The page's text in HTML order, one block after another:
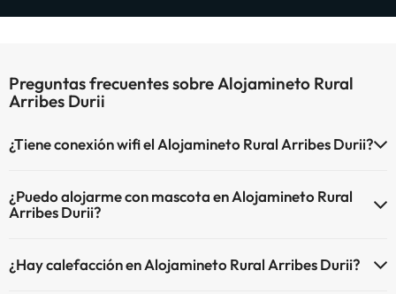
Preguntas frecuentes sobre Alojamineto Rural
Arribes Durii
¿Tiene conexión wifi el Alojamineto Rural Arribes Durii?
¿Puedo alojarme con mascota en Alojamineto Rural
Arribes Durii?
¿Hay calefacción en Alojamineto Rural Arribes Durii?